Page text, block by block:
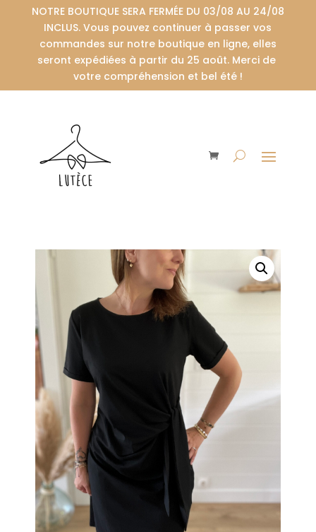
NOTRE BOUTIQUE SERA FERMÉE DU 03/08 AU 24/08
INCLUS. Vous pouvez continuer à passer vos
commandes sur notre boutique en ligne, elles
seront expédiées à partir du 25 août. Merci de
votre compréhension et bel été !